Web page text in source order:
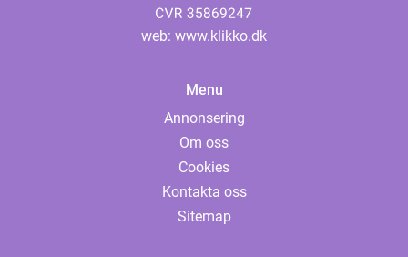
web: www.klikko.dk
Menu
Annonsering
Om oss
Cookies
Kontakta oss
Sitemap